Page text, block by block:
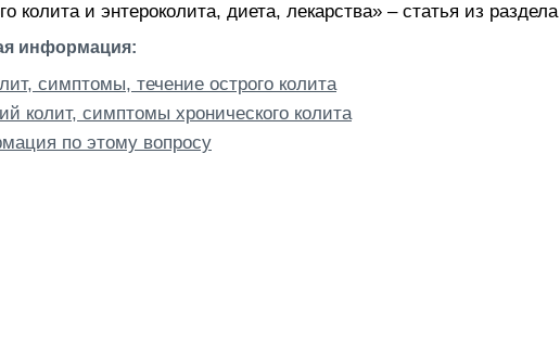
колита и энтероколита, диета, лекарства» – статья из раздела
информация:
симптомы, течение острого колита
колит, симптомы хронического колита
по этому вопросу